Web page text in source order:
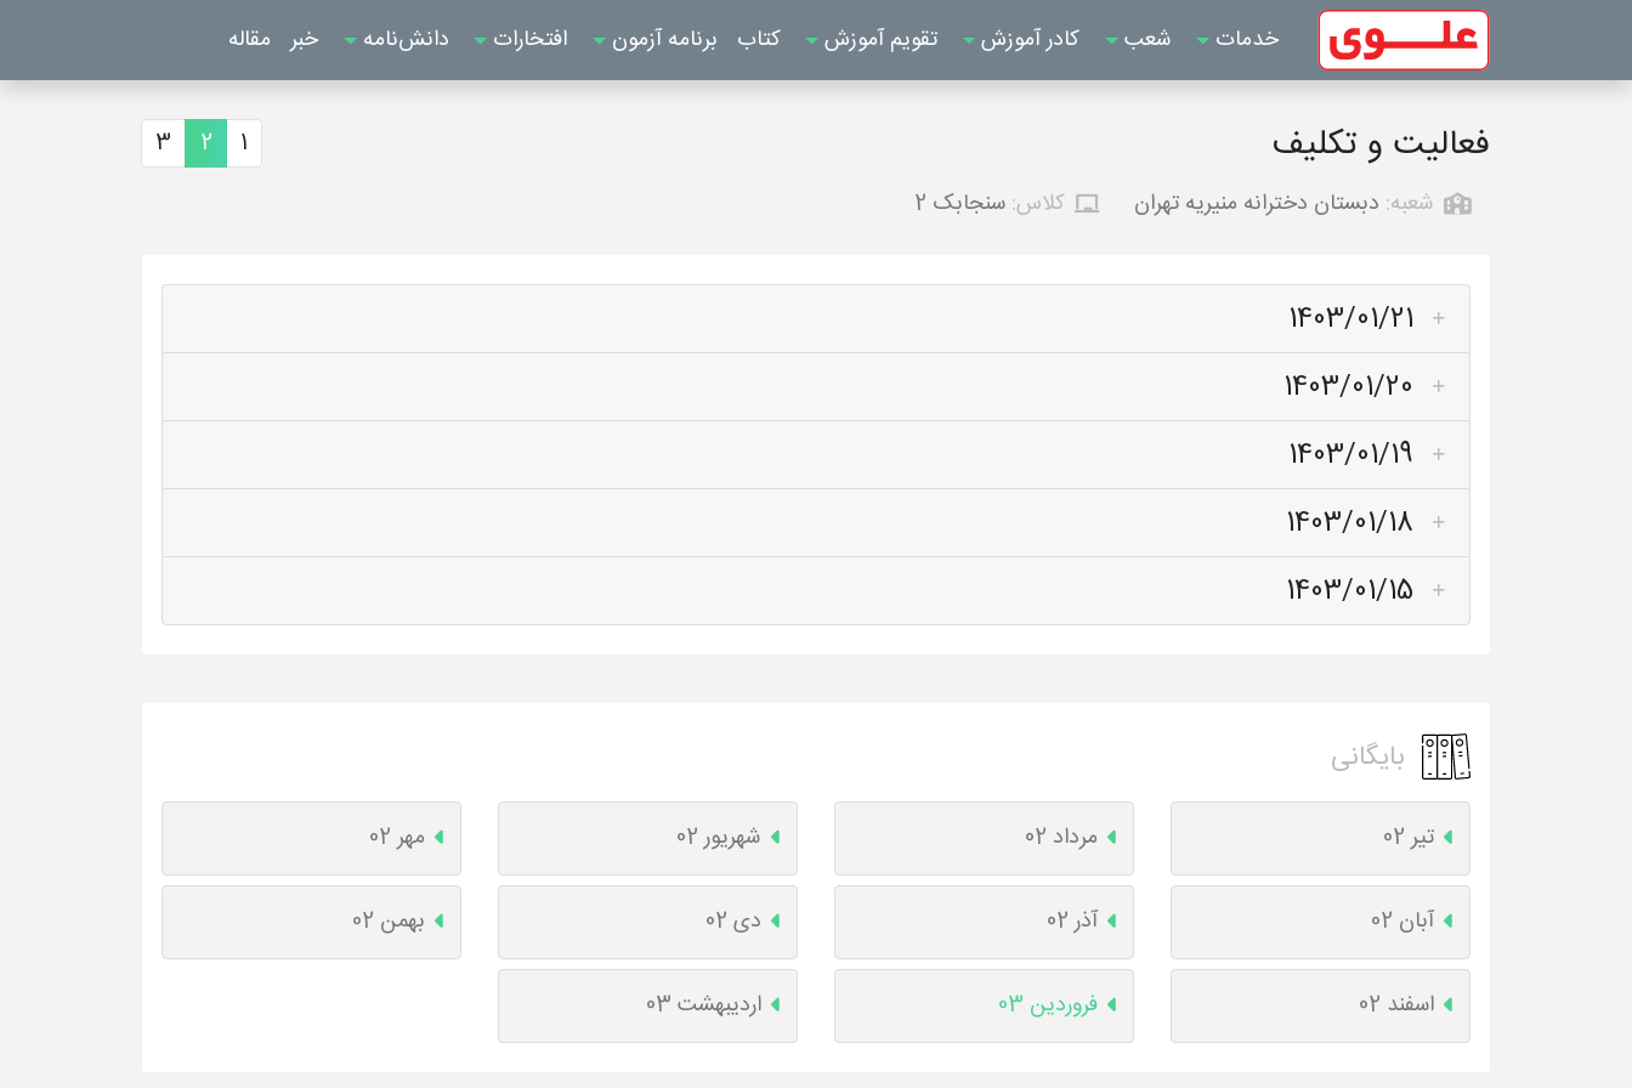
خدمات شعب کادر آموزش تقویم آموزش کتاب برنامه آزمون افتخارات دانش‌نامه خبر مقاله
فعالیت و تکلیف 1
2
3
شعبه: دبستان دخترانه منیریه تهران کلاس: سنجابک 2
1403/01/21
1403/01/20
1403/01/19
1403/01/18
1403/01/15
بایگانی
تیر 02 مرداد 02 شهریور 02 مهر 02
آبان 02 آذر 02 دی 02 بهمن 02
اسفند 02 فروردین 03 اردیبهشت 03